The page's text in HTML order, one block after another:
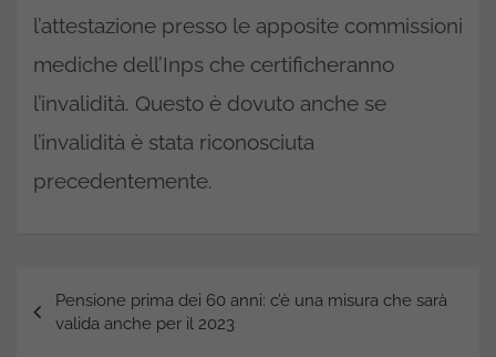
l’attestazione presso le apposite commissioni
mediche dell’Inps che certificheranno
l’invalidità. Questo è dovuto anche se
l’invalidità è stata riconosciuta
precedentemente.
articoli
Pensione prima dei 60 anni: c’è una misura che sarà
valida anche per il 2023